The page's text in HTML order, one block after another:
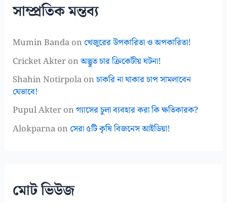
সাম্প্রতিক মন্তব্য
Mumin Bandaon খেজুরের উপকারিতা ও অপকারিতা!
Cricket Akteronঅদ্ভুত চার ক্রিকেটীয় ঘটনা!
Shahin Notirpolaonচাকরি না থাকার চাপ সামলাবেন
যেভাবে!
Pupul Akteronগ্যাসের চুলা ব্যবহার করা কি ক্ষতিকারক?
Alokparnaon সেরা ৫টি কৃষি বিজনেস আইডিয়া!
মোট ভিউজ